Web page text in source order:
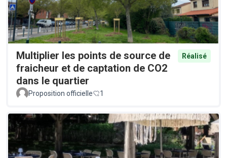
Multiplier les points de source de
fraicheur et de captation de CO2
dans le quartier
Réalisé
Proposition officielle 1